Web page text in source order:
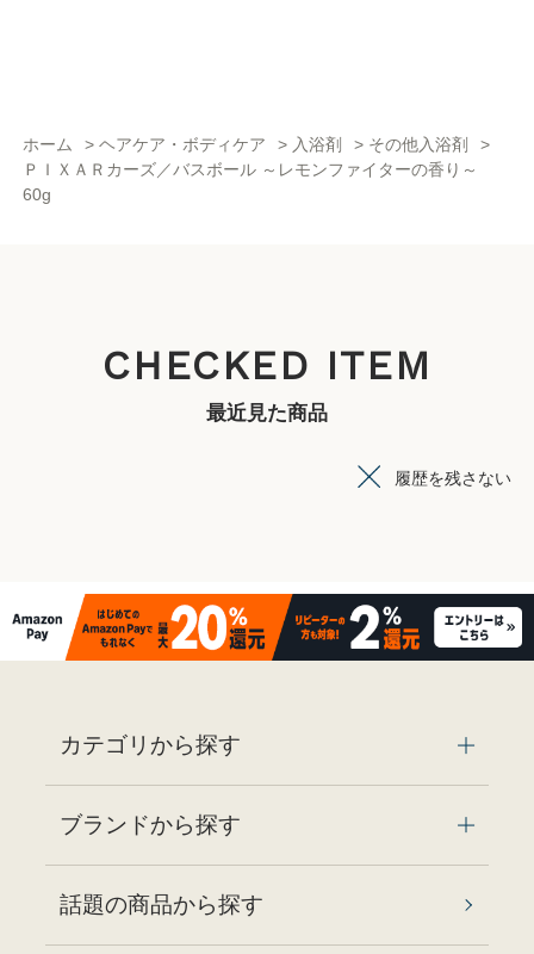
ホーム >ヘアケア・ボディケア > 入浴剤 > その他入浴剤
>
ＰＩＸＡＲカーズ／バスボール ～レモンファイターの香り～
60g
CHECKED ITEM
最近見た商品
履歴を残さない
カテゴリから探す
ブランドから探す
話題の商品から探す